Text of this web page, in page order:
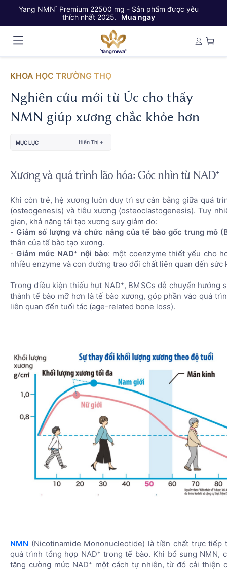
Yang NMN™Premium 22500 mg - Sản phẩm được yêu
thích nhất 2025.
Mua ngay
KHOA HỌC TRƯỜNG THỌ
Nghiên cứu mới từ Úc cho thấy
NMN giúp xương chắc khỏe hơn
MỤC LỤC Hiển Thị +
Xương và quá trình lão hóa: Góc nhìn từ NAD⁺
Khi còn trẻ, hệ xương luôn duy trì sự cân bằng giữa quá
(osteogenesis) và tiêu xương (osteoclastogenesis). Tuy
gian, khả năng tái tạo xương suy giảm do:
- Giảm số lượng và chức năng của tế bào gốc trung mô
thân của tế bào tạo xương.
-Giảm mức NAD⁺ nội bào: một coenzyme thiết yếu cho
nhiều enzyme và con đường trao đổi chất liên quan đến sức
Trong điều kiện thiếu hụt NAD⁺, BMSCs dễ chuyển hướng
thành tế bào mỡ hơn là tế bào xương, góp phần vào quá
liên quan đến tuổi tác (age-related bone loss).
NMN (Nicotinamide Mononucleotide) là tiền chất trực tiếp
quá trình tổng hợp NAD⁺ trong tế bào. Khi bổ sung NMN,
tăng cường mức NAD⁺ một cách tự nhiên, từ đó cải thiện